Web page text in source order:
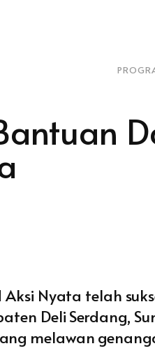
Aksi Nyata telah
Deli Serdang,
melawan